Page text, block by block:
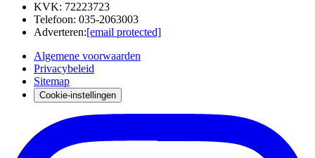
KVK: 72223723
Telefoon: 035-2063003
Adverteren:[email protected]
Algemene voorwaarden
Privacybeleid
Sitemap
Cookie-instellingen